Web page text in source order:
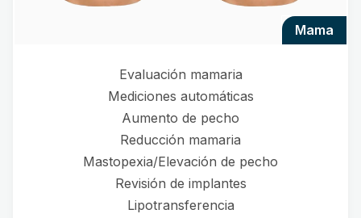
mama
Evaluación mamaria
Mediciones automáticas
Aumento de pecho
Reducción mamaria
Mastopexia/Elevación de pecho
Revisión de implantes
Lipotransferencia